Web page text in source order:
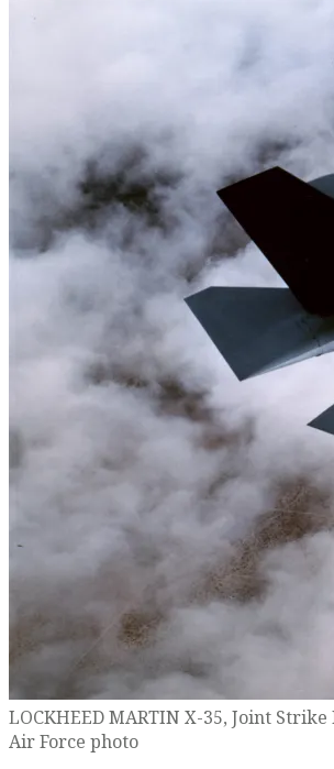
LOCKHEED MARTIN X-35, Joint Strike
Air Force photo